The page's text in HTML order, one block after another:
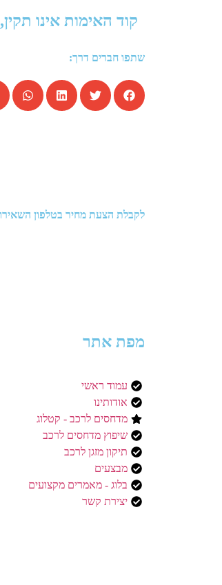
קוד האימות אינו
שתפו חברים דרך:
לקבלת הצעת מחיר בטלפון
מפת אתר
עמוד ראשי
אודותינו
מדחסים לרכב - קטלוג
שיפוץ מדחסים לרכב
תיקון מזגן לרכב
מבצעים
בלוג - מאמרים מקצועים
יצירת קשר